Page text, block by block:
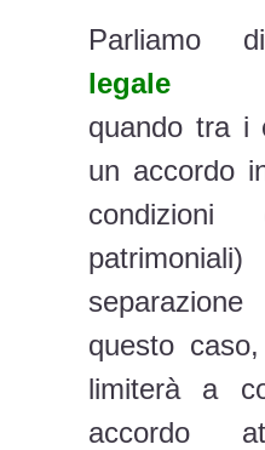
Parliamo
legale
quando tra i
un accordo
condizioni
questo
limiterà a
accordo